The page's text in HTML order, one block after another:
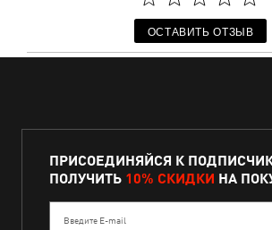
ОСТАВИТЬ ОТЗЫВ
ПРИСОЕДИНЯЙСЯ К
ПОЛУЧИТЬ 10% СКИДКИ НА
Введите E-mail